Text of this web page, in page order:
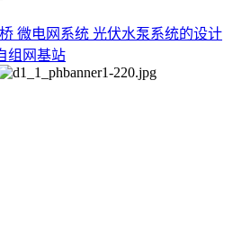
微电网系统 光伏水泵系统的设计
组网基站